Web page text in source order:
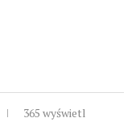
365 wyświetl